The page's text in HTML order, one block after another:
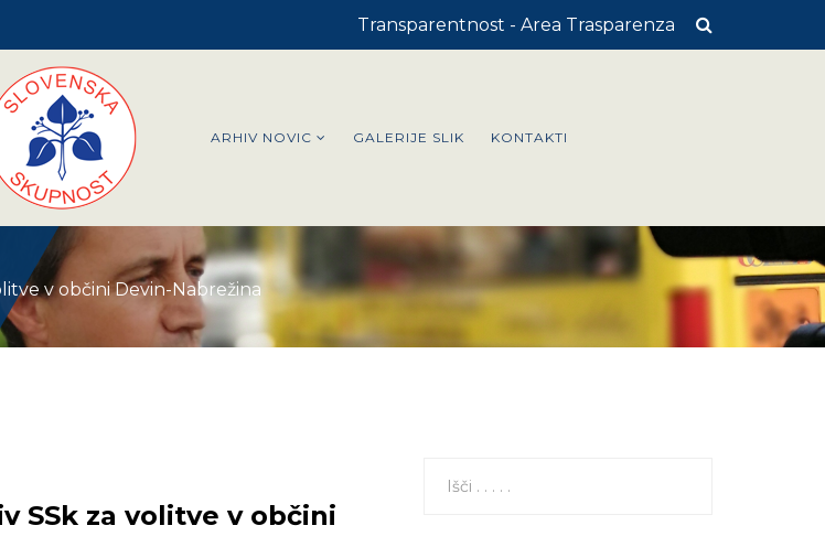
Transparentnost - Area Trasparenza
ARHIV NOVIC GALERIJE SLIK KONTAKTI
v občini Devin-Nabrežina
SSk za volitve v občini